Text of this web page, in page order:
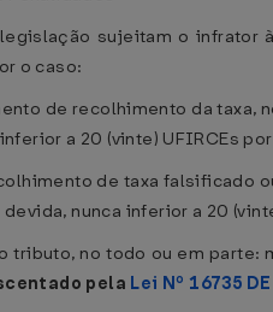
sujeitam o infrator
o caso:
de recolhimento da taxa,
a 20 (vinte) UFIRCEs
de taxa falsificado
nunca inferior a 20
no todo ou em parte:
pela Lei Nº 16735